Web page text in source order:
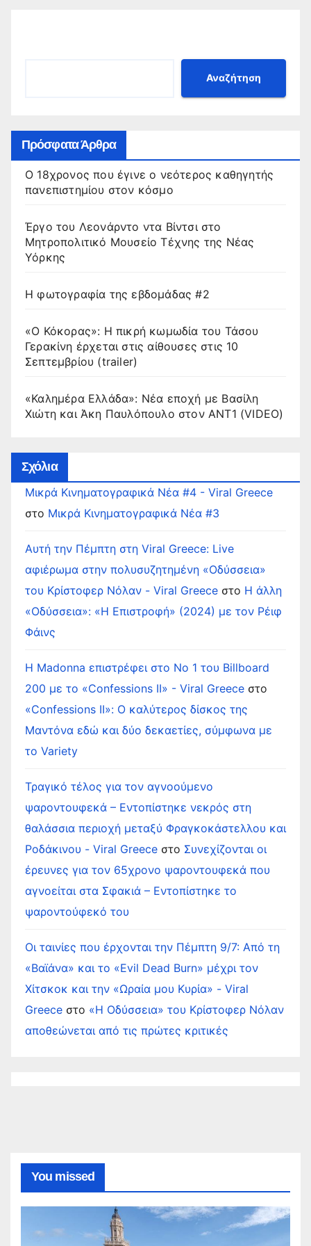
Αναζήτηση
Πρόσφατα Άρθρα
Ο 18χρονος που έγινε ο νεότερος καθηγητής
πανεπιστημίου στον κόσμο
Έργο του Λεονάρντο ντα Βίντσι στο
Μητροπολιτικό Μουσείο Τέχνης της Νέας
Υόρκης
Η φωτογραφία της εβδομάδας #2
«Ο Κόκορας»: Η πικρή κωμωδία του Τάσου
Γερακίνη έρχεται στις αίθουσες στις 10
Σεπτεμβρίου (trailer)
«Καλημέρα Ελλάδα»: Νέα εποχή με Βασίλη
Χιώτη και Άκη Παυλόπουλο στον ΑΝΤ1 (VIDEO)
Σχόλια
Μικρά Κινηματογραφικά Νέα #4 - Viral Greece
στο Μικρά Κινηματογραφικά Νέα #3
Αυτή την Πέμπτη στη Viral Greece: Live
αφιέρωμα στην πολυσυζητημένη «Οδύσσεια»
του Κρίστοφερ Νόλαν - Viral Greece στο Η άλλη
«Οδύσσεια»: «Η Επιστροφή» (2024) με τον Ρέιφ
Φάινς
Η Madonna επιστρέφει στο Νο 1 του Billboard
200 με το «Confessions II» - Viral Greece στο
«Confessions II»: Ο καλύτερος δίσκος της
Μαντόνα εδώ και δύο δεκαετίες, σύμφωνα με
το Variety
Τραγικό τέλος για τον αγνοούμενο
ψαροντουφεκά – Εντοπίστηκε νεκρός στη
θαλάσσια περιοχή μεταξύ Φραγκοκάστελλου και
Ροδάκινου - Viral Greece στο Συνεχίζονται οι
έρευνες για τον 65χρονο ψαροντουφεκά που
αγνοείται στα Σφακιά – Εντοπίστηκε το
ψαροντούφεκό του
Οι ταινίες που έρχονται την Πέμπτη 9/7: Από τη
«Βαϊάνα» και το «Evil Dead Burn» μέχρι τον
Χίτσκοκ και την «Ωραία μου Κυρία» - Viral
Greece στο «Η Οδύσσεια» του Κρίστοφερ Νόλαν
αποθεώνεται από τις πρώτες κριτικές
You missed